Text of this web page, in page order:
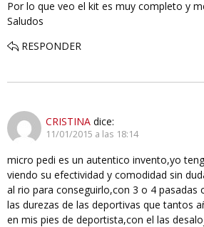
Por lo que veo el kit es muy completo y
Saludos
RESPONDER
CRISTINA dice:
11/01/2015 a las 18:14
micro pedi es un autentico invento,yo
viendo su efectividad y comodidad sin
al rio para conseguirlo,con 3 o 4 pasadas
las durezas de las deportivas que tantos
en mis pies de deportista,con el las